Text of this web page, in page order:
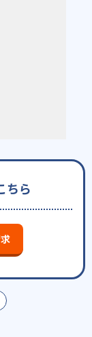
ちら